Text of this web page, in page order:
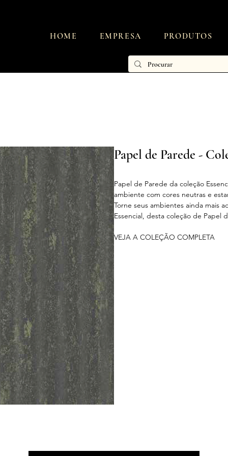
HOME EMPRESA PRODUTOS
Papel de Parede -
Papel de Parede da coleção
ambiente com cores neutras e
Torne seus ambientes ainda mais
Essencial, desta coleção de Papel
VEJA A COLEÇÃO COMPLETA